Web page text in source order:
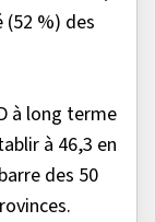
%) des
à long terme
à 46,3 en
des 50